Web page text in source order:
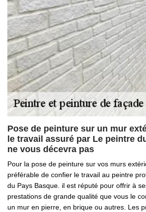
Pose de peinture sur un mur
le travail assuré par Le peintre
ne vous décevra pas
Pour la pose de peinture sur vos murs
préférable de confier le travail au peintre
du Pays Basque. il est réputé pour offrir à
prestations de grande qualité que vous le
un mur en pierre, en brique ou autres. Les